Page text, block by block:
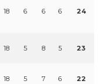
18 6 6 6 24
18 5 8 5 23
18 5 7 6 22